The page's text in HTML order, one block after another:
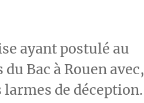
ayant postulé au
Bac à Rouen avec,
larmes de déception.